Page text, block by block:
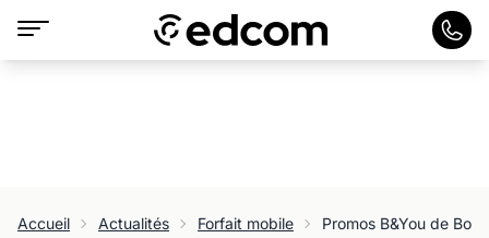
Accueil Actualités Forfait mobile